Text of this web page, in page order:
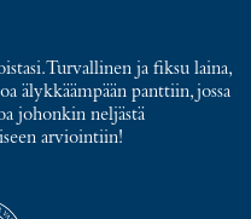
Turvallinen ja fiksu laina,
älykkäämpään panttiin, jossa
johonkin neljästä
arviointiin!